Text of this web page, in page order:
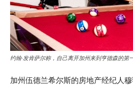
约翰·发肯萨尔称，自己离开加州来到亨德森的第
加州伍德兰希尔斯的房地产经纪人